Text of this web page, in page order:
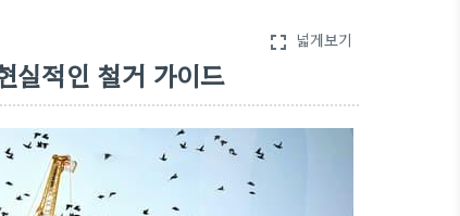
fullscreen 넓게보기
실적인 철거 가이드